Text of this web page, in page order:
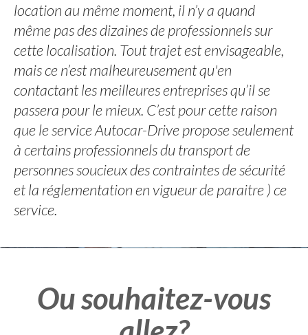
location au même moment, il n’y a quand
même pas des dizaines de professionnels sur
cette localisation. Tout trajet est envisageable,
mais ce n’est malheureusement qu'en
contactant les meilleures entreprises qu’il se
passera pour le mieux. C’est pour cette raison
que le service Autocar-Drive propose seulement
à certains professionnels du transport de
personnes soucieux des contraintes de sécurité
et la réglementation en vigueur de paraitre ) ce
service.
Ou souhaitez-vous